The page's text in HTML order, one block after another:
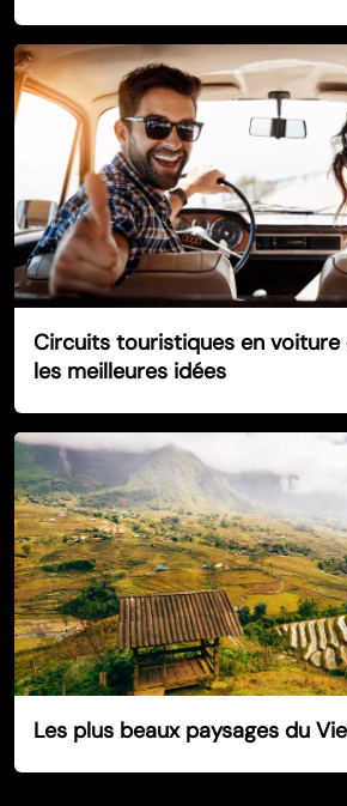
Circuits touristiques en voiture
les meilleures idées
Les plus beaux paysages du